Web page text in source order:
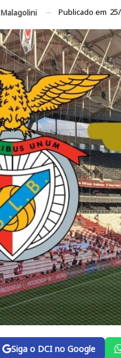
Publicado em
Siga o DCI no Google